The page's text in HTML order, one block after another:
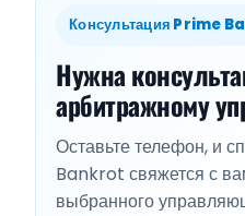
Консультация Prime
Нужна
арбитражному
Оставьте телефон, и
Bankrot свяжется с
выбранного